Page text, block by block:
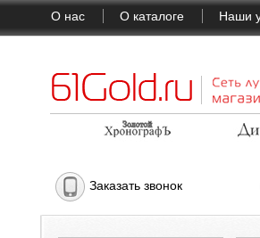
О нас О каталоге Наши
Заказать звонок